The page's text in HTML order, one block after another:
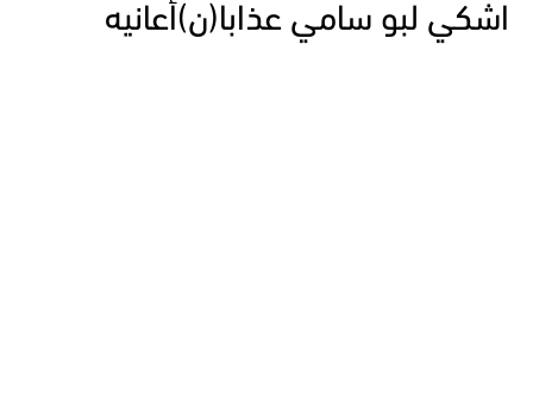
اشكي لبو سامي عذابا(ن)أعانيه